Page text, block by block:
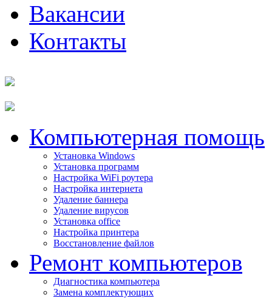
Вакансии
Контакты
Компьютерная помощь
Установка Windows
Установка программ
Настройка WiFi роутера
Настройка интернета
Удаление баннера
Удаление вирусов
Установка office
Настройка принтера
Восстановление файлов
Ремонт компьютеров
Диагностика компьютера
Замена комплектующих